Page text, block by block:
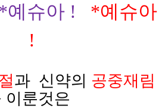
예슈아 ! *예슈아
!
과 신약의 공중재림
이룬것은